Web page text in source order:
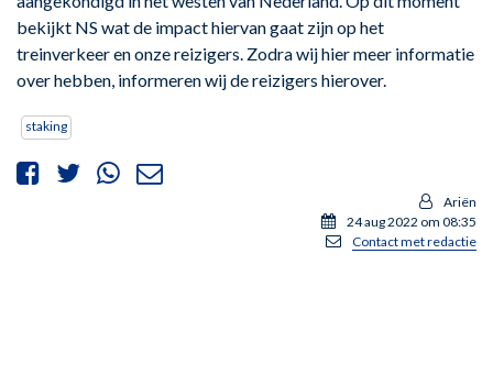
bekijkt NS wat de impact hiervan gaat zijn op het
treinverkeer en onze reizigers. Zodra wij hier meer informatie
over hebben, informeren wij de reizigers hierover.
staking
Ariën
24 aug 2022 om 08:35
Contact met redactie